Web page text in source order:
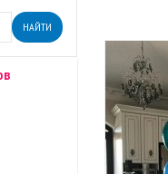
НАЙТИ